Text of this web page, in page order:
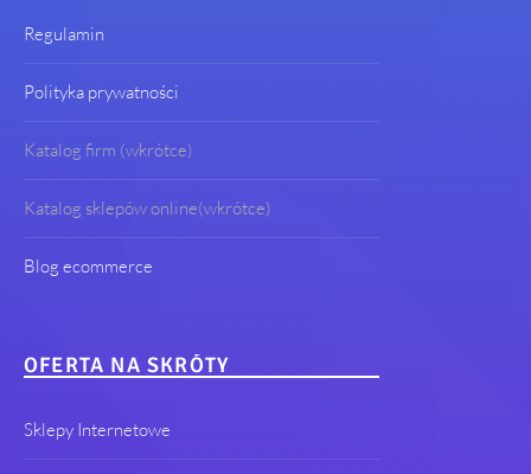
Regulamin
Polityka prywatności
Katalog firm (wkrótce)
Katalog sklepów online(wkrótce)
Blog ecommerce
OFERTA NA SKRÓTY
Sklepy Internetowe